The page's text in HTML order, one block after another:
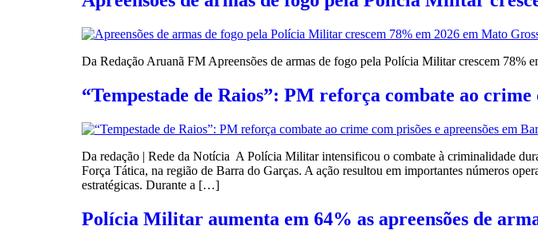
Da Redação Aruanã FM Apreensões de armas de fogo pela Polícia Militar crescem 78%
“Tempestade de Raios”: PM reforça combate ao
Da redação | Rede da Notícia A Polícia Militar intensificou o combate à criminalidade
Força Tática, na região de Barra do Garças. A ação resultou em importantes números
estratégicas. Durante a […]
Polícia Militar aumenta em 64% as apreensões de